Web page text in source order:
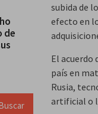
subida de
efecto en
El acuerdo
país en
Rusia,
artificial o
de